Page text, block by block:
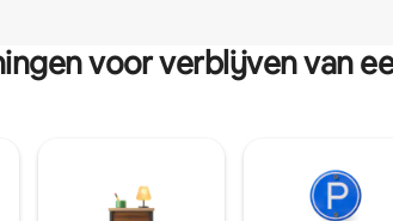
voor verblijven van